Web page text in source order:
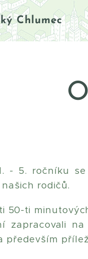
Chlumec
- 5. ročníku
rodičů.
50-ti
zapracovali
především